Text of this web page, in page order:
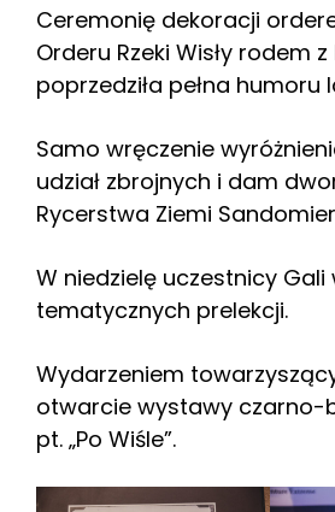
Ceremonię dekoracji
Orderu Rzeki Wisły rodem z
poprzedziła pełna humoru
Samo wręczenie
udział zbrojnych i dam
Rycerstwa Ziemi
W niedzielę uczestnicy Gali
tematycznych prelekcji.
Wydarzeniem
otwarcie wystawy czarno-
pt. „Po Wiśle”.